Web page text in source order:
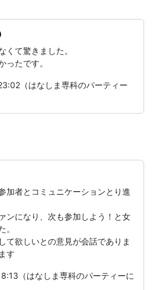
くて驚きました。
ったです。
（はなしま専科のパーティー
加者とコミュニケーションとり進
ンになり、次も参加しよう！と女
。
て欲しいとの意見が会話でありま
す
（はなしま専科のパーティーに